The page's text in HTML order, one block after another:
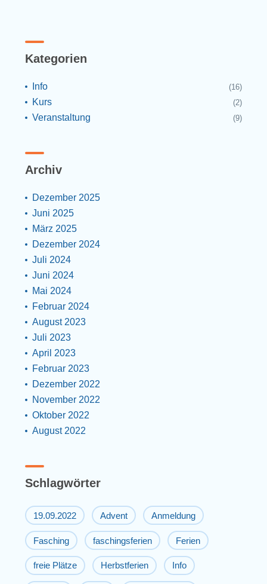
Kategorien
Info (16)
Kurs (2)
Veranstaltung (9)
Archiv
Dezember 2025
Juni 2025
März 2025
Dezember 2024
Juli 2024
Juni 2024
Mai 2024
Februar 2024
August 2023
Juli 2023
April 2023
Februar 2023
Dezember 2022
November 2022
Oktober 2022
August 2022
Schlagwörter
19.09.2022 Advent Anmeldung
Fasching faschingsferien Ferien
freie Plätze Herbstferien Info